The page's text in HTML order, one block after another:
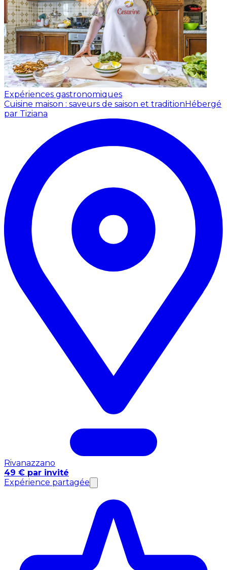
Expériences gastronomiques
Cuisine maison : saveurs de saison et traditionHébergé
par Tiziana
Rivanazzano
49 € par invité
Expérience partagée